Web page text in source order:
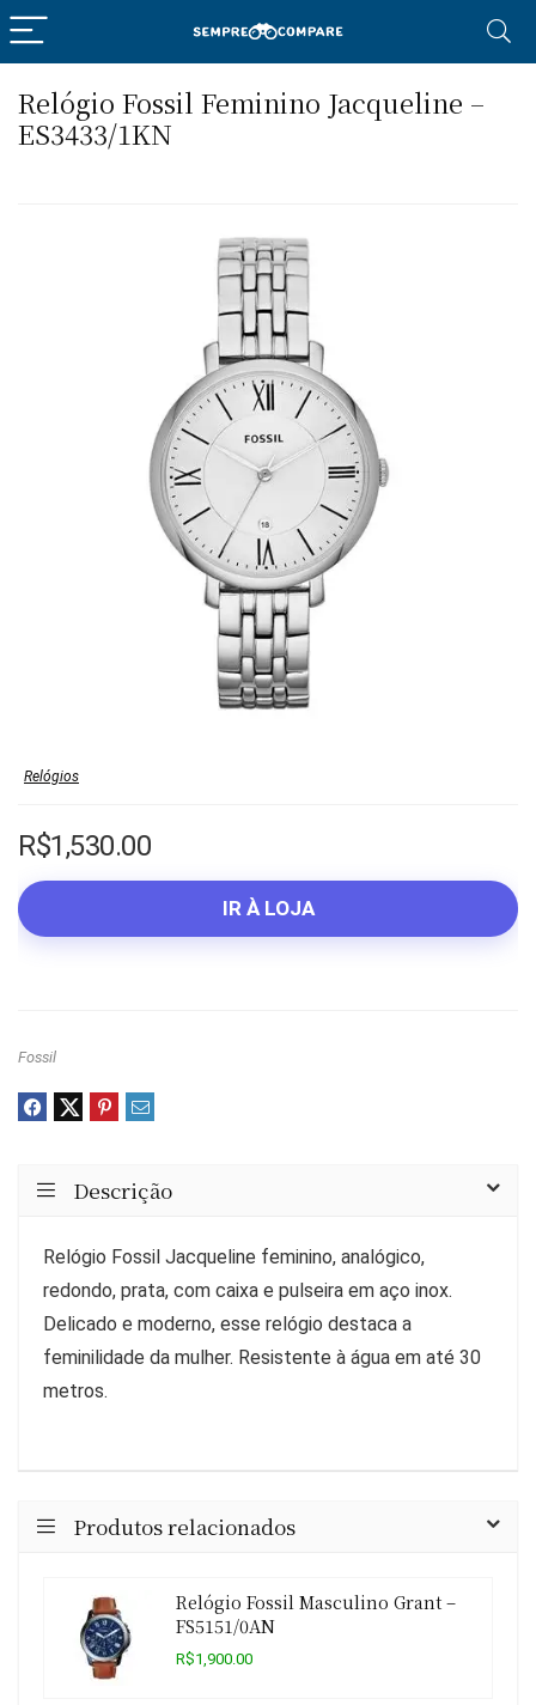
Relógio Fossil Feminino Jacqueline –
ES3433/1KN
Relógios
R$1,530.00
IR À LOJA
Fossil
Descrição
Relógio Fossil Jacqueline feminino, analógico,
redondo, prata, com caixa e pulseira em aço inox.
Delicado e moderno, esse relógio destaca a
feminilidade da mulher. Resistente à água em até 30
metros.
Produtos relacionados
Relógio Fossil Masculino Grant –
FS5151/0AN
R$1,900.00